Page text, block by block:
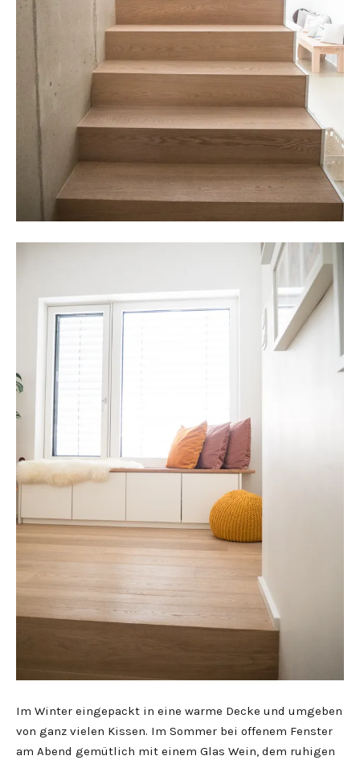
Im Winter eingepackt in eine warme Decke und umgeben
von ganz vielen Kissen. Im Sommer bei offenem Fenster
am Abend gemütlich mit einem Glas Wein, dem ruhigen